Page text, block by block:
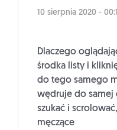
10 sierpnia 2020 -
Dlaczego
środka listy i
do tego samego
wędruje do samej
szukać i
męczące